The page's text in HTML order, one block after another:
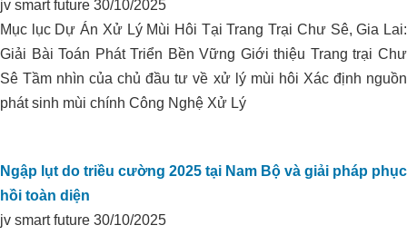
HẠ PHÈN DÙNG ORGANIC
CARBON CHO VÙNG CHUYÊN
jv smart future 30/10/2025
Mục lục Dự Án Xử Lý Mùi Hôi Tại Trang Trại Chư Sê, Gia Lai:
Giải Bài Toán Phát Triển Bền Vững Giới thiệu Trang trại Chư
Sê Tầm nhìn của chủ đầu tư về xử lý mùi hôi Xác định nguồn
phát sinh mùi chính Công Nghệ Xử Lý
Ngập lụt do triều cường 2025 tại Nam Bộ và giải pháp phục
hồi toàn diện
jv smart future 30/10/2025